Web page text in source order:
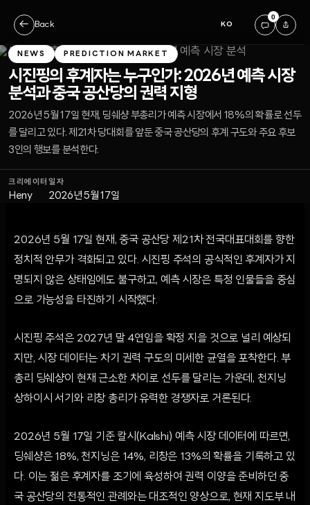
← Back KO
0
NEWS PREDICTION MARKET
시진핑의 후계자는 누구인가: 2026년 예측 시장
분석과 중국 공산당의 권력 지형
2026년 5월 17일 현재, 딩쉐샹 부총리가 예측 시장에서 18%의 확률로 선두
를 달리고 있다. 제21차 당대회를 앞둔 중국 공산당의 후계 구도와 주요 후보
3인의 행보를 분석한다.
크리에이터
Heny
일자
2026년 5월 17일
2026년 5월 17일 현재, 중국 공산당 제21차 전국대표대회를 향한
정치적 안무가 격화되고 있다. 시진핑 주석의 공식적인 후계자가 지
명되지 않은 상태임에도 불구하고, 예측 시장은 특정 인물들을 중심
으로 가능성을 타진하기 시작했다.
시진핑 주석은 2027년 말 4연임을 확정 지을 것으로 널리 예상되
지만, 시장 데이터는 차기 권력 구도의 미세한 균열을 포착한다. 부
총리 딩쉐샹이 현재 근소한 차이로 선두를 달리는 가운데, 천지닝
상하이시 서기와 리창 총리가 유력한 경쟁자로 거론된다.
2026년 5월 17일 기준 칼시(Kalshi) 예측 시장 데이터에 따르면,
딩쉐샹은 18%, 천지닝은 14%, 리창은 13%의 확률을 기록하고 있
다. 이는 젊은 후계자를 조기에 육성하여 권력 이양을 준비하던 중
국 공산당의 전통적인 관례와는 대조적인 양상으로, 현재 지도부 내